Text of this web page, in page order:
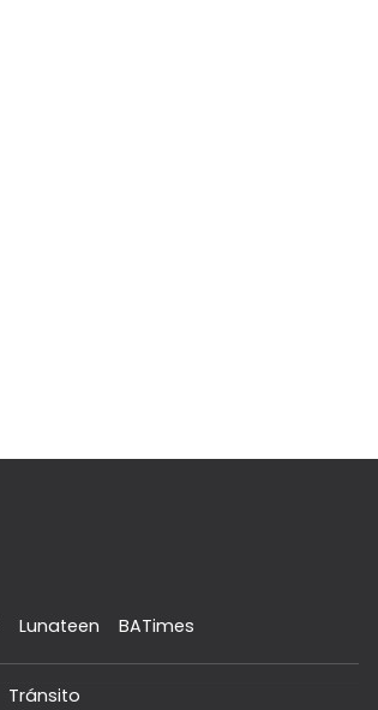
Lunateen BATimes
Tránsito